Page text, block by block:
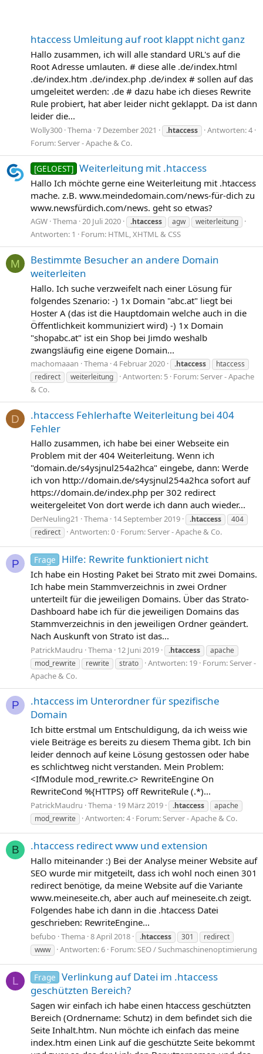
htaccess Umleitung auf root klappt nicht ganz
Hallo zusammen, ich will alle standard URL's auf die
Root Adresse umlauten. # diese alle .de/index.html
.de/index.htm .de/index.php .de/index # sollen auf das
umgeleitet werden: .de # dazu habe ich dieses Rewrite
Rule probiert, hat aber leider nicht geklappt. Da ist dann
leider die...
Wolly300 Thema 7 Dezember 2021 .htaccess
Antworten: 4
Forum:Server - Apache & Co.
[GELOEST] Weiterleitung mit .htaccess
Hallo Ich möchte gerne eine Weiterleitung mit .htaccess
mache. z.B. www.meindedomain.com/news-für-dich zu
www.newsfürdich.com/news. geht so etwas?
AGW Thema 20 Juli 2020 .htaccess agw weiterleitung
Antworten: 1 Forum: HTML, XHTML & CSS
M
Bestimmte Besucher an andere Domain
weiterleiten
Hallo. Ich suche verzweifelt nach einer Lösung für
folgendes Szenario: -) 1x Domain "abc.at" liegt bei
Hoster A (das ist die Hauptdomain welche auch in die
Öffentlichkeit kommuniziert wird) -) 1x Domain
"shopabc.at" ist ein Shop bei Jimdo weshalb
zwangsläufig eine eigene Domain...
machomaaan Thema 4 Februar 2020 .htaccess
htaccess
redirect
weiterleitung Antworten: 5 Forum:Server - Apache
& Co.
D
.htaccess Fehlerhafte Weiterleitung bei 404
Fehler
Hallo zusammen, ich habe bei einer Webseite ein
Problem mit der 404 Weiterleitung. Wenn ich
"domain.de/s4ysjnul254a2hca" eingebe, dann: Werde
ich von http://domain.de/s4ysjnul254a2hca sofort auf
https://domain.de/index.php per 302 redirect
weitergeleitet Von dort werde ich dann auch wieder...
DerNeuling21 Thema 14 September 2019 .htaccess
404
redirect
Antworten: 0 Forum:Server - Apache & Co.
P Frage Hilfe: Rewrite funktioniert nicht
Ich habe ein Hosting Paket bei Strato mit zwei Domains.
Ich habe mein Stammverzeichnis in zwei Ordner
unterteilt für die jeweiligen Domains. Über das Strato-
Dashboard habe ich für die jeweiligen Domains das
Stammverzeichnis in den jeweiligen Ordner geändert.
Nach Auskunft von Strato ist das...
PatrickMaudru Thema 12 Juni 2019 .htaccess
apache
mod_rewrite
rewrite strato Antworten: 19 Forum:Server -
Apache & Co.
P
.htaccess im Unterordner für spezifische
Domain
Ich bitte erstmal um Entschuldigung, da ich weiss wie
viele Beiträge es bereits zu diesem Thema gibt. Ich bin
leider dennoch auf keine Lösung gestossen oder habe
es schlichtweg nicht verstanden. Mein Problem:
<IfModule mod_rewrite.c> RewriteEngine On
RewriteCond %{HTTPS} off RewriteRule (.*)...
PatrickMaudru Thema 19 März 2019 .htaccess
apache
mod_rewrite
Antworten: 4 Forum:Server - Apache & Co.
B .htaccess redirect www und extension
Hallo miteinander :) Bei der Analyse meiner Website auf
SEO wurde mir mitgeteilt, dass ich wohl noch einen 301
redirect benötige, da meine Website auf die Variante
www.meineseite.ch, aber auch auf meineseite.ch zeigt.
Folgendes habe ich dann in die .htaccess Datei
geschrieben: RewriteEngine...
befubo Thema 8 April 2018 .htaccess 301
redirect
www
Antworten: 6 Forum: SEO / Suchmaschinenoptimierung
L Frage Verlinkung auf Datei im .htaccess
geschützten Bereich?
Sagen wir einfach ich habe einen htaccess geschützten
Bereich (Ordnername: Schutz) in dem befindet sich die
Seite Inhalt.htm. Nun möchte ich einfach das meine
index.htm einen Link auf die geschützte Seite bekommt